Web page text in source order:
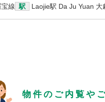
線 駅 Laojie駅 Da Ju Yuan 大
物件のご内覧や